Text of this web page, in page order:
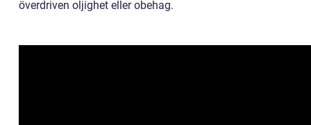
överdriven oljighet eller obehag.